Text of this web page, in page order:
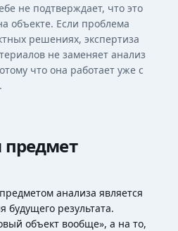
не подтверждает, что это
объекте. Если проблема
решениях, экспертиза
не заменяет анализ
что она работает уже с
предмет
анализа является
будущего результата.
объект вообще», а на то,